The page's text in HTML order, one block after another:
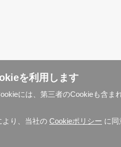
を利用します
には、第三者のCookieも含
より、当社の Cookieポリシー に